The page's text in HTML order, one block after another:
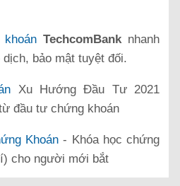
TechcomBank nhanh
bảo mật tuyệt đối.
Xu Hướng Đầu Tư 2021
đầu tư chứng khoán
Khoán - Khóa học chứng
cho người mới bắt